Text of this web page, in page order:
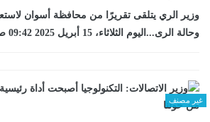
وزير الري يتلقى تقريرًا من محافظة أسوان
وحالة الرى...اليوم الثلاثاء، 15 أبريل 2025 09:42 صـ منذ 37 دقيقة
غير مصنف